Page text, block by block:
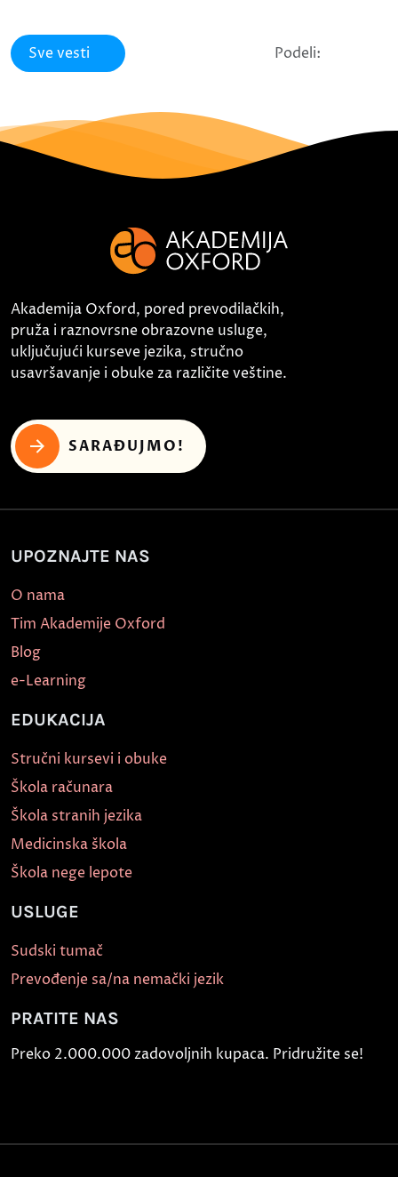
Sve vesti Podeli:
Akademija Oxford, pored prevodilačkih,
pruža i raznovrsne obrazovne usluge,
uključujući kurseve jezika, stručno
usavršavanje i obuke za različite veštine.
SARAĐUJMO!
UPOZNAJTE NAS
O nama
Tim Akademije Oxford
Blog
e-Learning
EDUKACIJA
Stručni kursevi i obuke
Škola računara
Škola stranih jezika
Medicinska škola
Škola nege lepote
USLUGE
Sudski tumač
Prevođenje sa/na nemački jezik
PRATITE NAS
Preko 2.000.000 zadovoljnih kupaca. Pridružite se!